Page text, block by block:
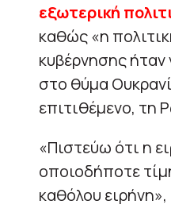
εξωτερική
καθώς «η
κυβέρνησης
στο θύμα
επιτιθέμενο, τη
«Πιστεύω ότι η
οποιοδήποτε
καθόλου